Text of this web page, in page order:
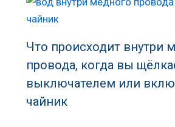
Что происходит внутри
провода, когда вы
выключателем или
чайник